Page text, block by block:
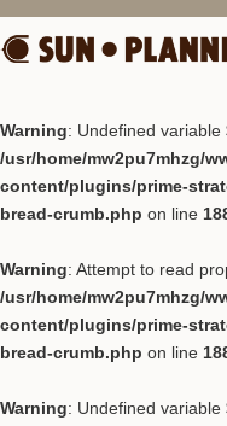
Warning: Undefined variable
/usr/home/mw2pu7mhzg/
content/plugins/prime-
bread-crumb.php on line
Warning: Attempt to read
/usr/home/mw2pu7mhzg/
content/plugins/prime-
bread-crumb.php on line
Warning: Undefined variable